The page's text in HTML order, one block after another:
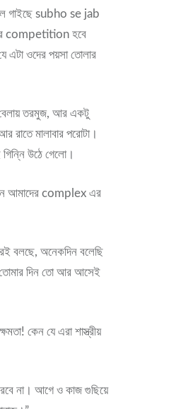
গাইছে subho se jab
competition হবে
এটা ওদের পয়সা তোলার
বেলায় তরমুজ, আর একটু
রাতে মালাবার পরোটা।
উঠে গেলো।
আমাদের complex এর
বলছে, অনেকদিন বলেছি
দিন তো আর আসেই
কেন যে এরা শাস্ত্রীয়
না। আগে ও কাজ গুছিয়ে